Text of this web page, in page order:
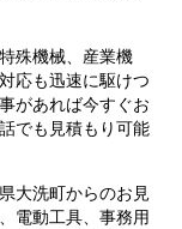
殊機械、産業機
応も迅速に駆けつ
があれば今すぐお
でも見積もり可能
大洗町からのお見
電動工具、事務用